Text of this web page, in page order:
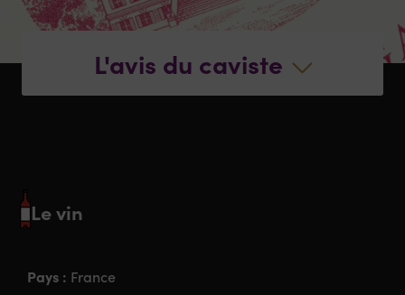
L'avis du caviste
Le vin
Pays : France